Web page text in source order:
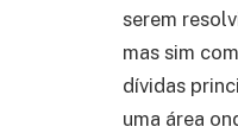
serem
mas sim
dívidas
uma área